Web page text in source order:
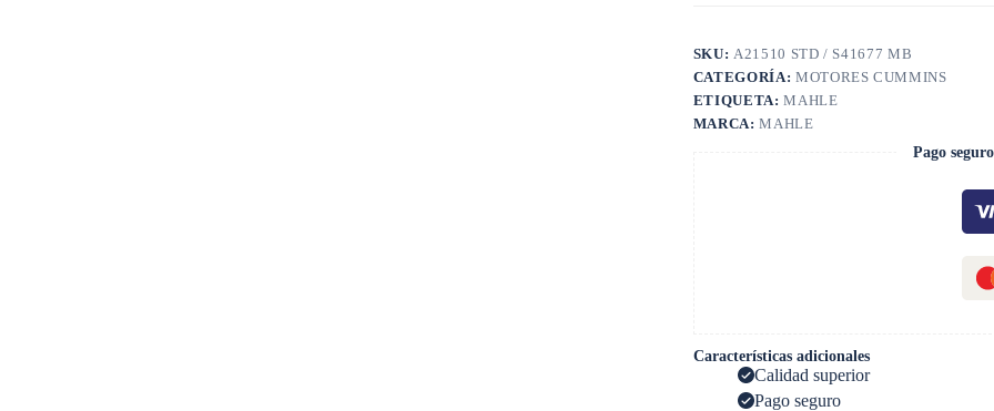
SKU: A21510 STD / S41677 MB
CATEGORÍA: MOTORES CUMMINS
ETIQUETA:MAHLE
MARCA:MAHLE
Pago
Características adicionales
Calidad superior
Pago seguro